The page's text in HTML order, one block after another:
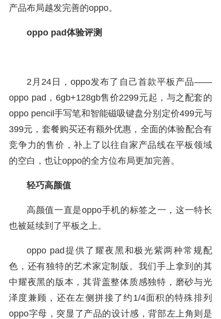
产品布局越发完善的oppo。
oppo pad体验评测
2月24日，oppo发布了自己首款平板产品——
oppo pad，6gb+128gb售价2299元起，与之配套的
oppo pencil手写笔和智能磁吸键盘分别定价499元与
399元，套餐购买还有额外优惠，全面的体验配合有
竞争力的售价，补上了以往自家产品线在平板领域
的空白，也让oppo的全方位布局更加完善。
轻巧高颜值
高颜值一直是oppo手机的标签之一，这一特长
也被延续到了平板之上。
oppo pad提供了耀夜黑和极光紫两种常规配
色，还有独特的艺术家定制版。我们手上拿到的其
中耀夜黑的版本，其背盖整体质感独特，磨砂与光
泽度兼顾，还在左侧拼接了约1/4面积的特殊排列
oppo字母，突显了产品的设计感，背部左上角则是